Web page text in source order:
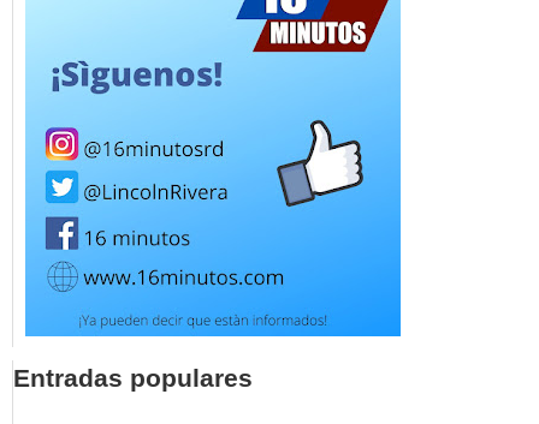
Entradas populares